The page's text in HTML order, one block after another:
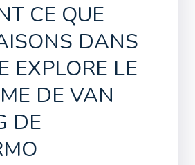
CE QUE
DANS
EXPLORE LE
DE VAN
DE